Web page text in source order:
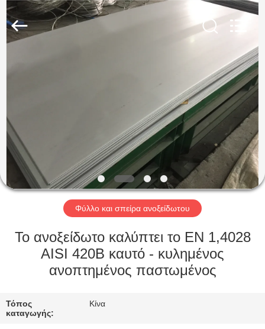
ΒΊΝΤΕΟ
ΠΕΡΊΠΟΥ
ΕΜΕΊΣ
ΓΎΡΟΣ
ΕΡΓΟΣΤΑΣΊΩΝ
ΈΛΕΓΧΟΣ
Special
Steel
Co.,
Ltd.
Rights
Φύλλο και σπείρα ανοξείδωτου
Το ανοξείδωτο καλύπτει το EN 1,4028
AISI 420B καυτό - κυλημένος
ανοπτημένος παστωμένος
Τόπος
καταγωγής:
Κίνα